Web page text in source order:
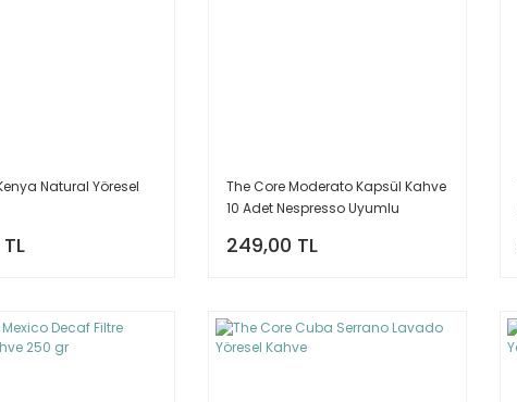
Natural Yöresel
The Core Moderato Kapsül Kahve
10 Adet Nespresso Uyumlu
249,00 TL